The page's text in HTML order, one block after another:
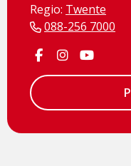
Regio: Twente
088-256 7000
Visit
Facebook
Visit
Instagram
Visit